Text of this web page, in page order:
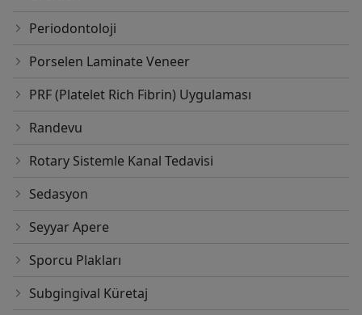
Periodontoloji
Porselen Laminate Veneer
PRF (Platelet Rich Fibrin) Uygulaması
Randevu
Rotary Sistemle Kanal Tedavisi
Sedasyon
Seyyar Apere
Sporcu Plakları
Subgingival Küretaj